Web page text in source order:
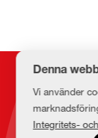
Denna
Vi använder
Integritets-